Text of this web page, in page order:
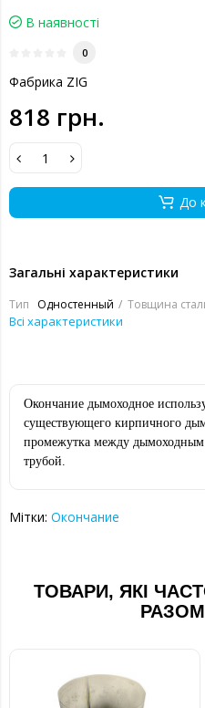
В наявності
0
Фабрика ZIG
818 грн.
До
Загальні характеристики
Тип Одностенный Товщина
Всі характеристики
Окончание дымоходное
существующего кирпичного
промежутка между
трубой.
Мітки: Окончание
ТОВАРИ, ЯКІ
РАЗОМ